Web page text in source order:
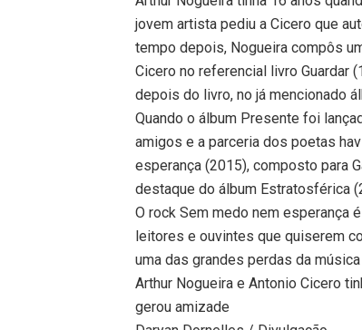
jovem artista pediu a Cicero que
tempo depois, Nogueira compôs
Cicero no referencial livro Guardar
depois do livro, no já mencionado
Quando o álbum Presente foi
amigos e a parceria dos poetas
esperança (2015), composto para
destaque do álbum Estratosférica
O rock Sem medo nem esperança
leitores e ouvintes que quiserem
uma das grandes perdas da
Arthur Nogueira e Antonio Cicero
gerou amizade